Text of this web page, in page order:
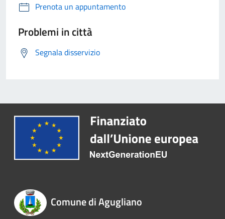
Prenota un appuntamento
Problemi in città
Segnala disservizio
Comune di Agugliano